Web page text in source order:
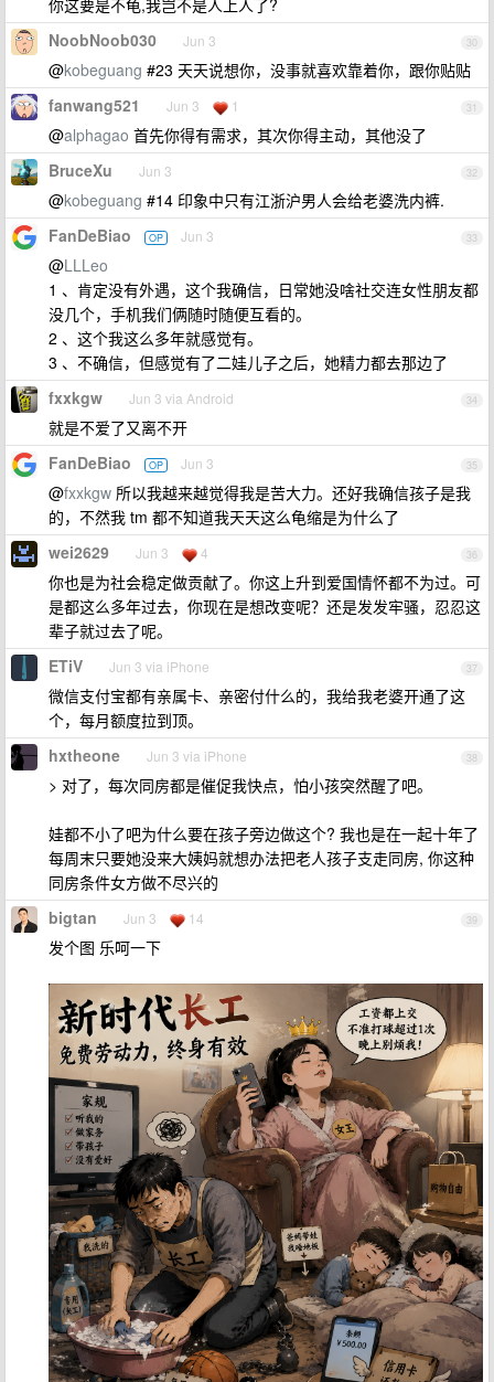
你这要是不龟,我岂不是人上人了?
30
NoobNoob030 Jun 3
@kobeguang #23 天天说想你，没事就喜欢靠着你，跟你贴贴
31
fanwang521 Jun 3 1
@alphagao 首先你得有需求，其次你得主动，其他没了
32
BruceXu Jun 3
@kobeguang #14 印象中只有江浙沪男人会给老婆洗内裤.
33
FanDeBiao OP Jun 3
@LLLeo
1 、肯定没有外遇，这个我确信，日常她没啥社交连女性朋友都
没几个，手机我们俩随时随便互看的。
2 、这个我这么多年就感觉有。
3 、不确信，但感觉有了二娃儿子之后，她精力都去那边了
34
fxxkgw Jun 3 via Android
就是不爱了又离不开
35
FanDeBiao OP Jun 3
@fxxkgw 所以我越来越觉得我是苦大力。还好我确信孩子是我
的，不然我 tm 都不知道我天天这么龟缩是为什么了
36
wei2629 Jun 3 4
你也是为社会稳定做贡献了。你这上升到爱国情怀都不为过。可
是都这么多年过去，你现在是想改变呢？还是发发牢骚，忍忍这
辈子就过去了呢。
37
ETiV Jun 3 via iPhone
微信支付宝都有亲属卡、亲密付什么的，我给我老婆开通了这
个，每月额度拉到顶。
38
hxtheone Jun 3 via iPhone
> 对了，每次同房都是催促我快点，怕小孩突然醒了吧。
娃都不小了吧为什么要在孩子旁边做这个? 我也是在一起十年了
每周末只要她没来大姨妈就想办法把老人孩子支走同房, 你这种
同房条件女方做不尽兴的
39
bigtan Jun 3 14
发个图 乐呵一下